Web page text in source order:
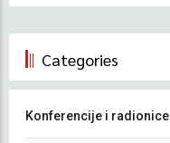
Categories
Konferencije i radionice